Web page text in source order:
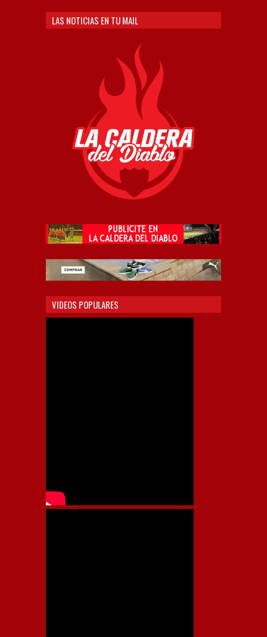
LAS NOTICIAS EN TU MAIL
VIDEOS POPULARES